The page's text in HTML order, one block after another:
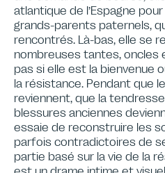
atlantique de l’Espagne
grands-parents paternels,
rencontrés. Là-bas, elle se
nombreuses tantes, oncles
pas si elle est la bienvenue
la résistance. Pendant que
reviennent, que la
blessures anciennes
essaie de reconstruire les
parfois contradictoires de
partie basé sur la vie de la